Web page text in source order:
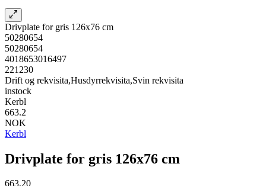
Drivplate for gris 126x76 cm
50280654
50280654
4018653016497
221230
Drift og rekvisita,Husdyrrekvisita,Svin rekvisita
instock
Kerbl
663.2
NOK
Kerbl
Drivplate for gris 126x76 cm
663,20